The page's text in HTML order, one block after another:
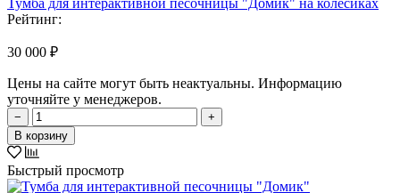
Рейтинг:
30 000 ₽
Цены на сайте могут быть неактуальны. Информацию
уточняйте у менеджеров.
−
+
В корзину
Быстрый просмотр